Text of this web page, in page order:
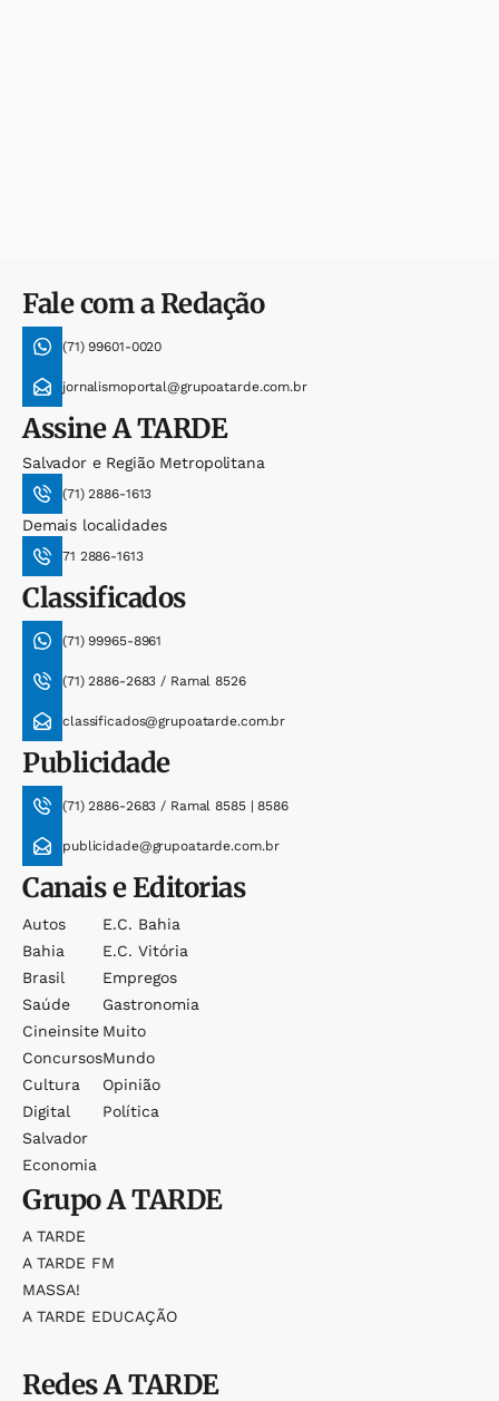
Fale com a Redação
(71) 99601-0020
jornalismoportal@grupoatarde.com.br
AssineA TARDE
Salvador e Região Metropolitana
(71) 2886-1613
Demais localidades
71 2886-1613
Classificados
(71) 99965-8961
(71) 2886-2683 / Ramal 8526
classificados@grupoatarde.com.br
Publicidade
(71) 2886-2683 / Ramal 8585 | 8586
publicidade@grupoatarde.com.br
Canais e Editorias
Autos
Bahia
Brasil
Saúde
Cineinsite
Concursos
Cultura
Digital
Salvador
Economia
E.c. Bahia
E.c. Vitória
Empregos
Gastronomia
Muito
Mundo
Opinião
Política
GrupoA TARDE
A TARDE
A TARDE FM
MASSA!
A TARDE EDUCAÇÃO
RedesA TARDE